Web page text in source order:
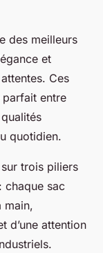
des meilleurs
et
Ces
parfait entre
quotidien.
trois piliers
chaque sac
main,
d’une attention